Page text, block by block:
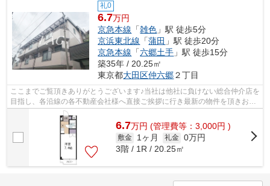
礼0
6.7万円
京急本線 「雑色 」駅 徒歩5分
京浜東北線 「蒲田 」駅 徒歩20分
京急本線 「六郷土手 」駅 徒歩15分
築35年 / 20.25㎡
東京都大田区仲六郷２丁目
ここまでご覧頂きありがとうございます♪当社は他社に負けない総合仲介店を
目指し、各沿線の各不動産会社様へ直接ご挨拶に行き最新の物件を頂きお客
様へ提供しております！最新の情報は...
6.7万円 (管理費等：3,000円 )
敷金 1ヶ月 礼金 0万円
3階 / 1R / 20.25㎡